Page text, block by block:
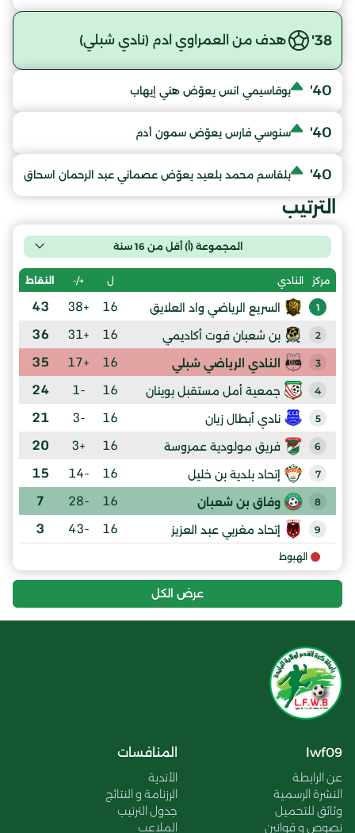
38' هدف من العمراوي ادم (نادي شبلي)
40' بوقاسيمي انس يعوّض هني إيهاب
40' سنوسي فارس يعوّض سمون أدم
40' بلقاسم محمد بلعيد يعوّض عصماني عبد الرحمان اسحاق
الترتيب
المجموعة (أ) أقل من 16 سنة
مركز النادي ل +/- النقاط
1 السريع الرياضي واد العلايق 16
+38
43
2 بن شعبان فوت أكاديمي 16
+31
36
3 النادي الرياضي شبلي 16
+17
35
4 جمعية أمل مستقبل بوينان 16
-1
24
5 نادي أبطال زيان 16
-3
21
6 فريق مولودية عمروسة 16
+3
20
7 إتحاد بلدية بن خليل 16
-14
15
8 وفاق بن شعبان 16
-28
7
9 إتحاد مغربي عبد العزيز 16
-43
3
الهبوط
عرض الكل
lwf09
عن الرابطة
النشرة الرسمية
وثائق للتحميل
نصوص و قوانين
المنافسات
الأندية
الرزنامة و النتائج
جدول الترتيب
الملاعب